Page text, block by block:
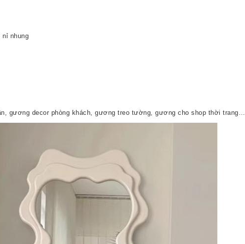
nỉ nhung
gương decor phòng khách, gương treo tường, gương cho shop thời trang…